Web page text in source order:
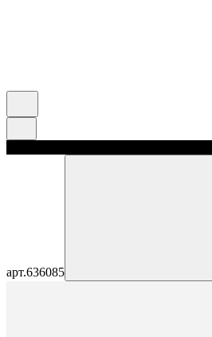
арт.636085